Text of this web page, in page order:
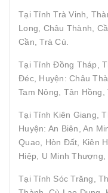
Tại Tỉnh Trà Vinh,
Long, Châu Thành,
Cần, Trà Cú.
Tại Tỉnh Đồng Tháp,
Đéc, Huyện: Châu
Tam Nông, Tân
Tại Tỉnh Kiên Giang,
Huyện: An Biên, An
Quao, Hòn Đất, Kiên
Hiệp, U Minh Thượng,
Tại Tỉnh Sóc Trăng,